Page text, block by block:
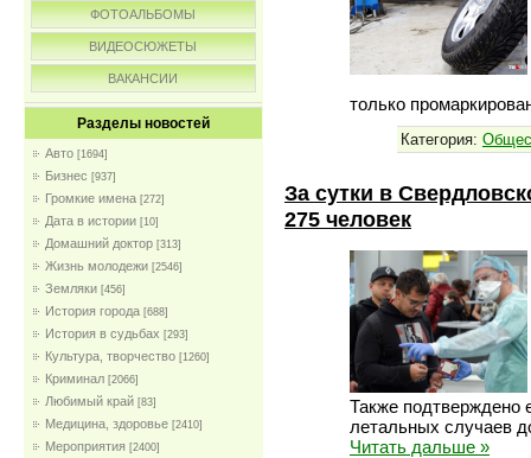
ФОТОАЛЬБОМЫ
ВИДЕОСЮЖЕТЫ
ВАКАНСИИ
Разделы новостей
Авто [1694]
Бизнес [937]
Громкие имена [272]
Дата в истории [10]
Домашний доктор [313]
Жизнь молодежи [2546]
Земляки [456]
История города [688]
История в судьбах [293]
Культура, творчество [1260]
Криминал [2066]
Любимый край [83]
Медицина, здоровье [2410]
Мероприятия [2400]
только
Категория:
За сутки в
275 человек
Также
летальных случаев
Читать дальше »